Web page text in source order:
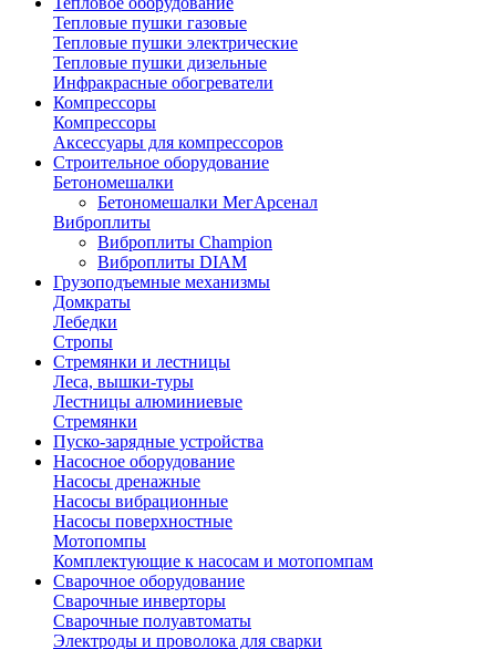
Тепловые пушки газовые
Тепловые пушки электрические
Тепловые пушки дизельные
Инфракрасные обогреватели
Компрессоры
Компрессоры
Аксессуары для компрессоров
Строительное оборудование
Бетономешалки
Бетономешалки МегАрсенал
Виброплиты
Виброплиты Champion
Виброплиты DIAM
Грузоподъемные механизмы
Домкраты
Лебедки
Стропы
Стремянки и лестницы
Леса, вышки-туры
Лестницы алюминиевые
Стремянки
Пуско-зарядные устройства
Насосное оборудование
Насосы дренажные
Насосы вибрационные
Насосы поверхностные
Мотопомпы
Комплектующие к насосам и мотопомпам
Сварочное оборудование
Сварочные инверторы
Сварочные полуавтоматы
Электроды и проволока для сварки